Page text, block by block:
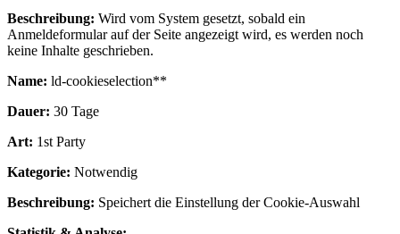
Beschreibung: Wird vom System gesetzt, sobald ein
Anmeldeformular auf der Seite angezeigt wird, es werden noch
keine Inhalte geschrieben.
Name: ld-cookieselection**
Dauer: 30 Tage
Art: 1st Party
Kategorie: Notwendig
Beschreibung: Speichert die Einstellung der Cookie-Auswahl